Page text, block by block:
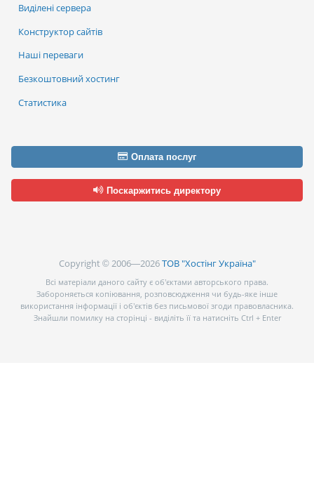
Виділені сервера
Конструктор сайтів
Наші переваги
Безкоштовний хостинг
Статистика
Оплата послуг
Поскаржитись директору
Copyright © 2006—2026ТОВ "Хостінг Україна"
Всі матеріали даного сайту є об’єктами авторського права.
Забороняється копіювання, розповсюдження чи будь-яке інше
використання інформації і об’єктів без письмової згоди правовласника.
Знайшли помилку на сторінці - виділіть її та натисніть Ctrl + Enter